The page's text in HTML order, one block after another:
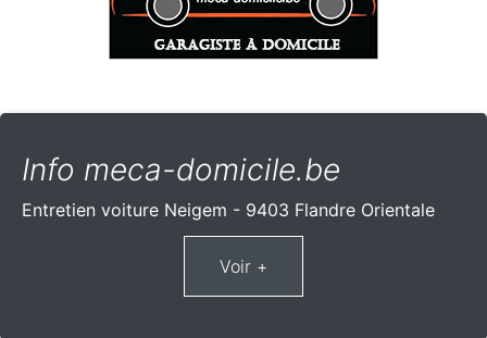
Info meca-domicile.be
Entretien voiture Neigem - 9403 Flandre Orientale